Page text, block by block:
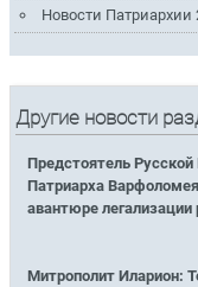
Новости Патриархии
Другие новости
Предстоятель
Патриарха
авантюре легализации
Митрополит Иларион: